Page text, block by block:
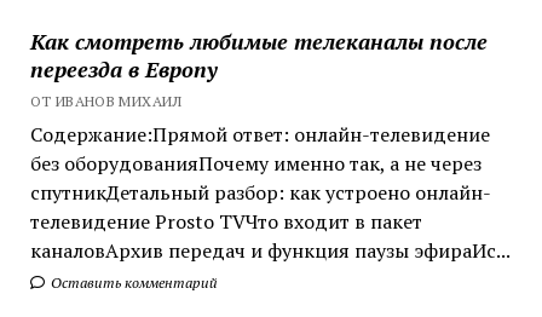
Как смотреть любимые телеканалы после
переезда в Европу
ОТ ИВАНОВ МИХАИЛ
Содержание:Прямой ответ: онлайн-телевидение
без оборудованияПочему именно так, а не через
спутникДетальный разбор: как устроено онлайн-
телевидение Prosto TVЧто входит в пакет
каналовАрхив передач и функция паузы эфираИс...
Оставить комментарий